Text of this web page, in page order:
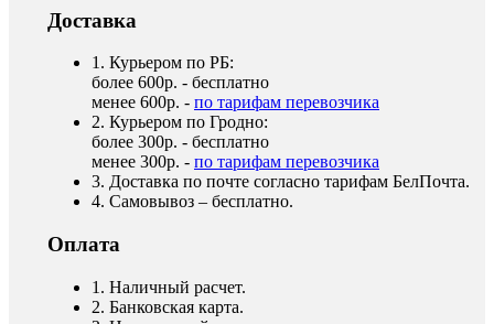
Доставка
1. Курьером по РБ:
более 600р. - бесплатно
менее 600р. - по тарифам перевозчика
2. Курьером по Гродно:
более 300р. - бесплатно
менее 300р. - по тарифам перевозчика
3. Доставка по почте согласно тарифам БелПочта.
4. Самовывоз – бесплатно.
Оплата
1. Наличный расчет.
2. Банковская карта.